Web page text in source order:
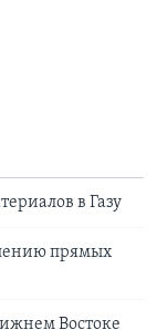
в Газу
прямых
Востоке